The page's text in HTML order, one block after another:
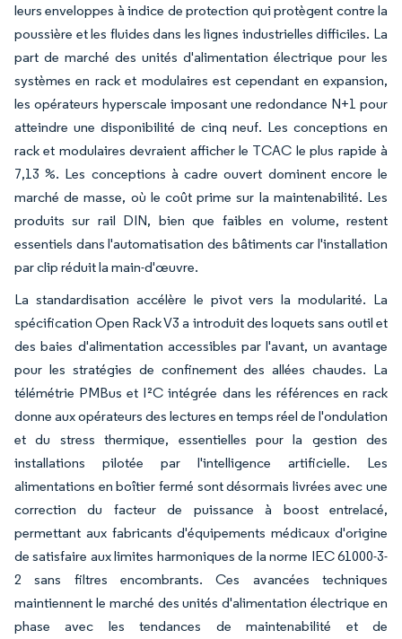
leurs enveloppes à indice de protection qui protègent contre la
poussière et les fluides dans les lignes industrielles difficiles. La
part de marché des unités d'alimentation électrique pour les
systèmes en rack et modulaires est cependant en expansion,
les opérateurs hyperscale imposant une redondance N+1 pour
atteindre une disponibilité de cinq neuf. Les conceptions en
rack et modulaires devraient afficher le TCAC le plus rapide à
7,13 %. Les conceptions à cadre ouvert dominent encore le
marché de masse, où le coût prime sur la maintenabilité. Les
produits sur rail DIN, bien que faibles en volume, restent
essentiels dans l'automatisation des bâtiments car l'installation
par clip réduit la main-d'œuvre.
La standardisation accélère le pivot vers la modularité. La
spécification Open Rack V3 a introduit des loquets sans outil et
des baies d'alimentation accessibles par l'avant, un avantage
pour les stratégies de confinement des allées chaudes. La
télémétrie PMBus et I²C intégrée dans les références en rack
donne aux opérateurs des lectures en temps réel de l'ondulation
et du stress thermique, essentielles pour la gestion des
installations pilotée par l'intelligence artificielle. Les
alimentations en boîtier fermé sont désormais livrées avec une
correction du facteur de puissance à boost entrelacé,
permettant aux fabricants d'équipements médicaux d'origine
de satisfaire aux limites harmoniques de la norme IEC 61000-3-
2 sans filtres encombrants. Ces avancées techniques
maintiennent le marché des unités d'alimentation électrique en
phase avec les tendances de maintenabilité et de